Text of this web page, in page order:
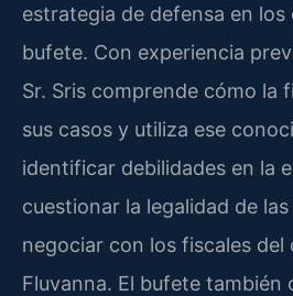
estrategia de defensa en los
bufete. Con experiencia
Sr. Sris comprende cómo la
sus casos y utiliza ese
identificar debilidades en la
cuestionar la legalidad de
negociar con los fiscales del
Fluvanna. El bufete también